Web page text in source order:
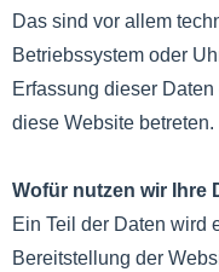
Das sind vor allem
Betriebssystem oder
Erfassung dieser
diese Website betreten.
Wofür nutzen wir Ihre
Ein Teil der Daten wird
Bereitstellung der